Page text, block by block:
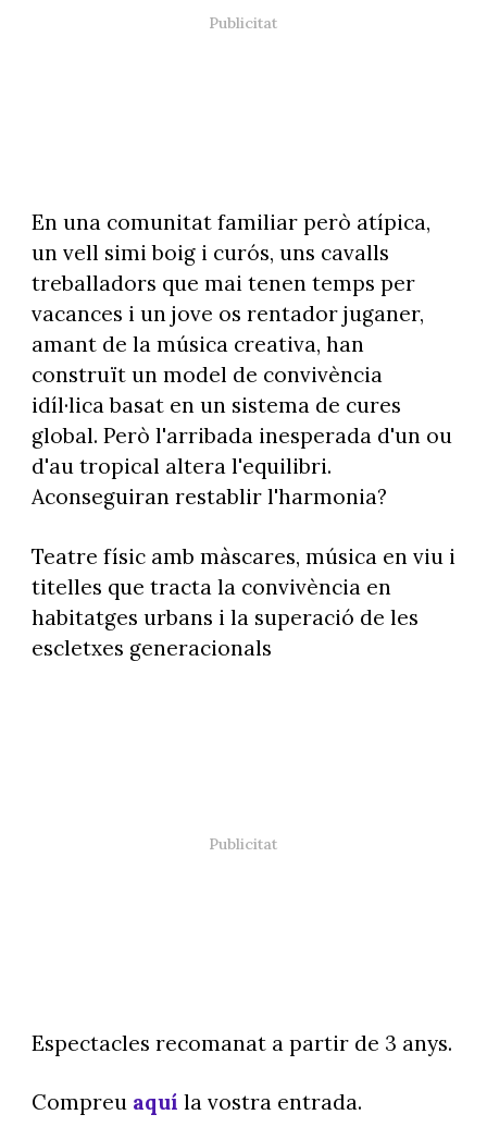
En una comunitat familiar però atípica,
un vell simi boig i curós, uns cavalls
treballadors que mai tenen temps per
vacances i un jove os rentador juganer,
amant de la música creativa, han
construït un model de convivència
idíl·lica basat en un sistema de cures
global. Però l'arribada inesperada d'un ou
d'au tropical altera l'equilibri.
Aconseguiran restablir l'harmonia?
Teatre físic amb màscares, música en viu i
titelles que tracta la convivència en
habitatges urbans i la superació de les
escletxes generacionals
Espectacles recomanat a partir de 3 anys.
Compreu aquí la vostra entrada.